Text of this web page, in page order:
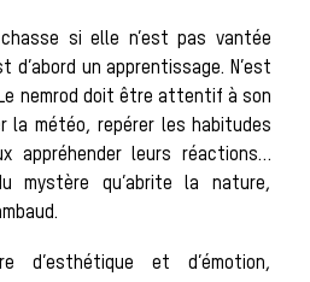
La vènerie contemporaine
les
si elle n’est pas vantée
un apprentissage. N’est
nemrod doit être attentif à son
la météo, repérer les habitudes
appréhender leurs réactions…
mystère qu’abrite la nature,
d’esthétique et d’émotion,